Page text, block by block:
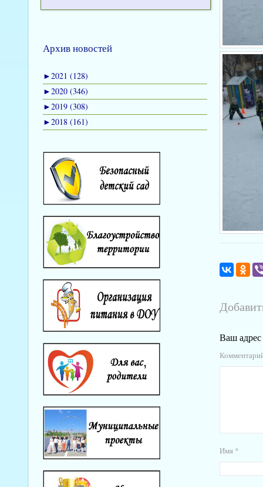
Архив новостей
►2021 (128)
►2020 (346)
►2019 (308)
►2018 (161)
Ваш адрес
Имя *